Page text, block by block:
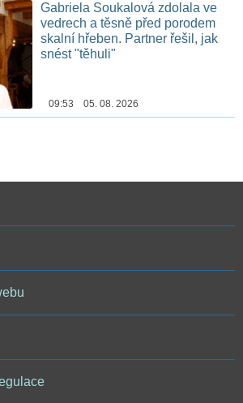
Gabriela Soukalová zdolala ve
vedrech a těsně před porodem
skalní hřeben. Partner řešil, jak
snést "těhuli"
09:53 05. 08. 2026